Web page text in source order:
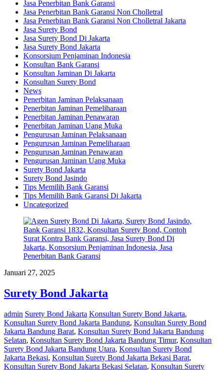
Jasa Penerbitan Bank Garansi
Jasa Penerbitan Bank Garansi Non Cholletral
Jasa Penerbitan Bank Garansi Non Cholletral Jakarta
Jasa Surety Bond
Jasa Surety Bond Di Jakarta
Jasa Surety Bond Jakarta
Konsorsium Penjaminan Indonesia
Konsultan Bank Garansi
Konsultan Jaminan Di Jakarta
Konsultan Surety Bond
News
Penerbitan Jaminan Pelaksanaan
Penerbitan Jaminan Pemeliharaan
Penerbitan Jaminan Penawaran
Penerbitan Jaminan Uang Muka
Pengurusan Jaminan Pelaksanaan
Pengurusan Jaminan Pemeliharaan
Pengurusan Jaminan Penawaran
Pengurusan Jaminan Uang Muka
Surety Bond Jakarta
Surety Bond Jasindo
Tips Memilih Bank Garansi
Tips Memilih Bank Garansi Di Jakarta
Uncategorized
Januari 27, 2025
Surety Bond Jakarta
admin Surety Bond Jakarta Konsultan Surety Bond Jakarta,
Konsultan Surety Bond Jakarta Bandung, Konsultan Surety Bond
Jakarta Bandung Barat, Konsultan Surety Bond Jakarta Bandung
Selatan, Konsultan Surety Bond Jakarta Bandung Timur, Konsultan
Surety Bond Jakarta Bandung Utara, Konsultan Surety Bond
Jakarta Bekasi, Konsultan Surety Bond Jakarta Bekasi Barat,
Konsultan Surety Bond Jakarta Bekasi Selatan, Konsultan Surety